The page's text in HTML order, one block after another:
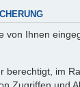
von Ihnen
berechtigt, im